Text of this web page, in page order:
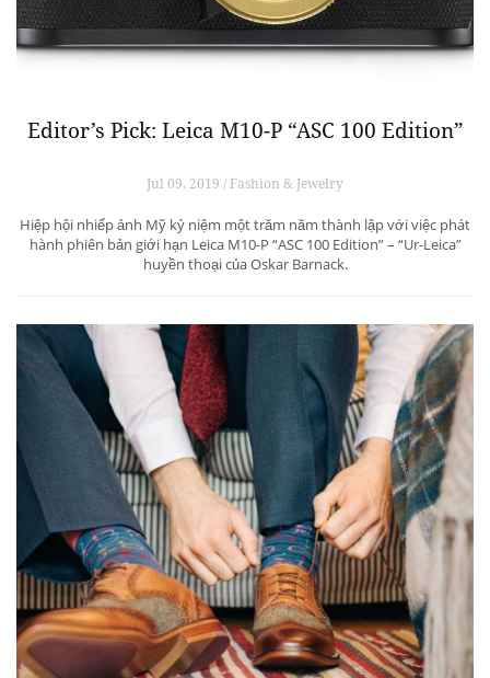
Editor’s Pick: Leica M10-P “ASC 100 Edition”
Jul 09, 2019 / Fashion & Jewelry
Hiệp hội nhiếp ảnh Mỹ kỷ niệm một trăm năm thành lập với việc phát
hành phiên bản giới hạn Leica M10-P “ASC 100 Edition” – “Ur-Leica”
huyền thoại của Oskar Barnack.